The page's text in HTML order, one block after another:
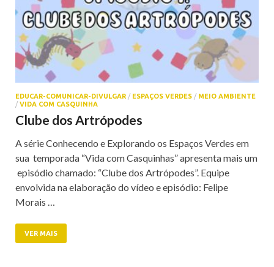
EDUCAR-COMUNICAR-DIVULGAR / ESPAÇOS VERDES / MEIO AMBIENTE
/ VIDA COM CASQUINHA
Clube dos Artrópodes
A série Conhecendo e Explorando os Espaços Verdes em
sua temporada “Vida com Casquinhas” apresenta mais um
episódio chamado: “Clube dos Artrópodes”. Equipe
envolvida na elaboração do vídeo e episódio: Felipe
Morais …
VER MAIS